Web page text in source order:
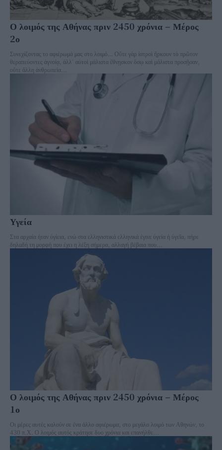
Ο λοιμός της Αθήνας πριν 2450 χρόνια – Μέρος
2ο
Συνεχίζοντας το αφιέρωμά μας στο λοιμό… Οὔτε γὰρ ἰατροὶ ἤρκουν τὸ πρῶτον
θεραπεύοντες ἀγνοίᾳ, ἀλλ᾽ αὐτοὶ μάλιστα ἔθνῃσκον ὅσῳ καὶ μάλιστα προσῇσαν,
οὔτε ἄλλη ἀνθρωπεία...
Υγεία
Στα αρχαία ήταν ὑγίεια, ενώ στα ελληνιστικά ελληνικά έγινε ὑγεία ή ὑγεῖα, πήρε
δηλαδή τη μορφή που έχει η λέξη σήμερα, αλλαγή βέβαια που...
Ο λοιμός της Αθήνας πριν 2450 χρόνια – Μέρος
1ο
Οι μέρες αυτές καλούν σε ένα άλλο αφιέρωμα, στο μεγάλο λοιμό των Αθηνών, το
430 π.Χ. Ο λοιμός αυτός κράτησε δυο χρόνια και επανήλθε...